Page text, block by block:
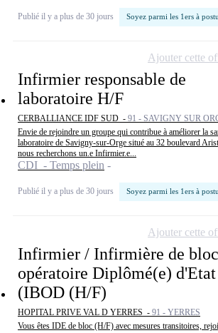
Publié il y a plus de 30 jours Soyez parmi les 1ers à
Infirmier responsable de
laboratoire H/F
CERBALLIANCE IDF SUD - 91 - SAVIGNY SUR
Envie de rejoindre un groupe qui contribue à améliorer la
laboratoire de Savigny-sur-Orge situé au 32 boulevard
nous recherchons un.e Infirmier.e...
CDI - Temps plein
Publié il y a plus de 30 jours Soyez parmi les 1ers à
Ajouter cette
Infirmier / Infirmière de bloc
opératoire Diplômé(e) d'Etat
(IBOD (H/F)
HOPITAL PRIVE VAL D YERRES - 91 - YERRES
Vous êtes IDE de bloc (H/F) avec mesures transitoires,
Ajouter cette